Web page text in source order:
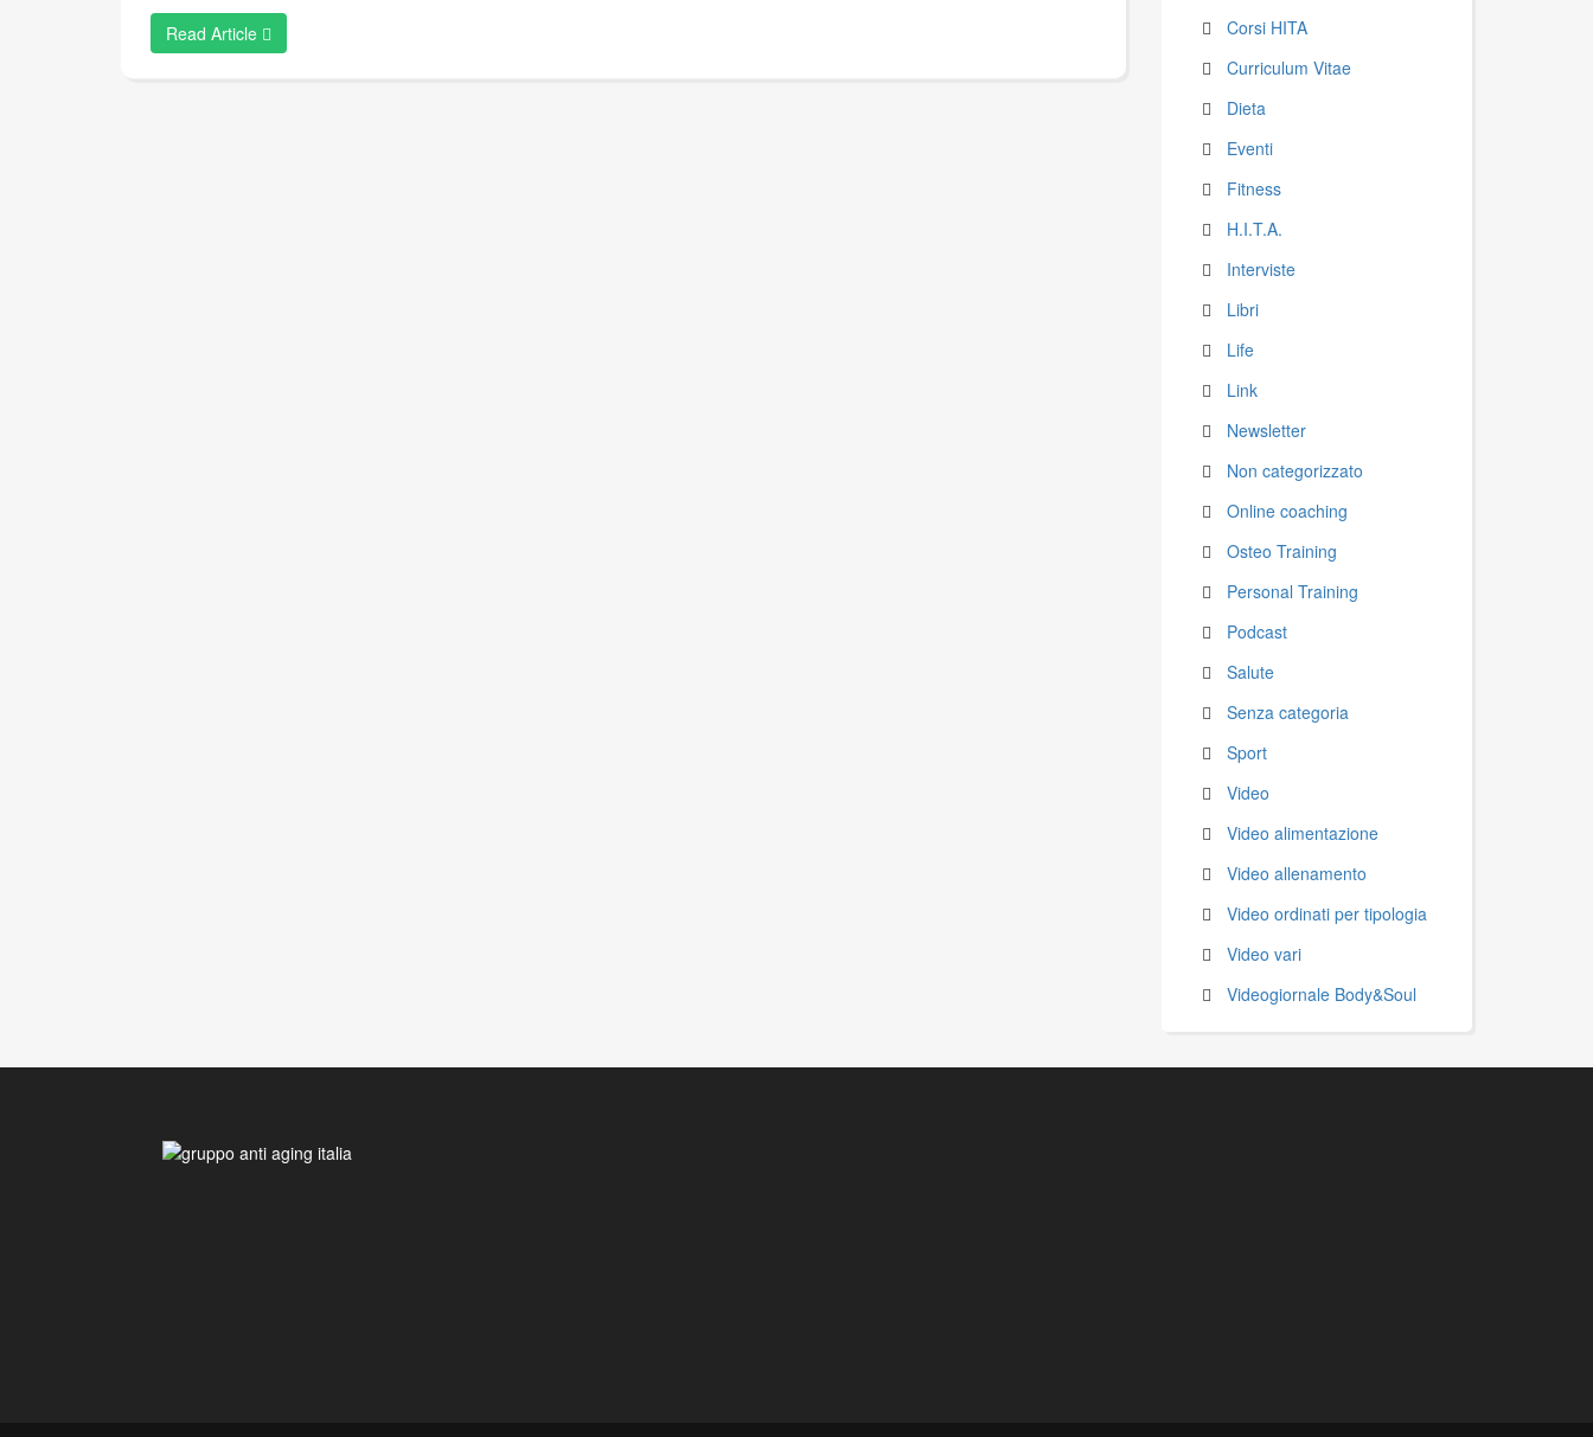
Read Article
Corsi HITA
Curriculum Vitae
Dieta
Eventi
Fitness
H.I.T.A.
Interviste
Libri
Life
Link
Newsletter
Non categorizzato
Online coaching
Osteo Training
Personal Training
Podcast
Salute
Senza categoria
Sport
Video
Video alimentazione
Video allenamento
Video ordinati per tipologia
Video vari
Videogiornale Body&Soul